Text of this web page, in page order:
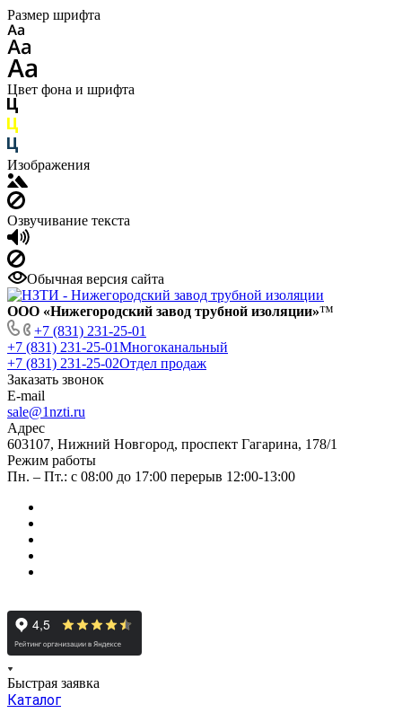
Размер шрифта
Цвет фона и шрифта
Изображения
Озвучивание текста
Обычная версия сайта
ООО «Нижегородский завод трубной изоляции»™
+7 (831) 231-25-01
+7 (831) 231-25-01Многоканальный
+7 (831) 231-25-02Отдел продаж
Заказать звонок
E-mail
sale@1nzti.ru
Адрес
603107, Нижний Новгород, проспект Гагарина, 178/1
Режим работы
Пн. – Пт.: с 08:00 до 17:00 перерыв 12:00-13:00
Быстрая заявка
Каталог